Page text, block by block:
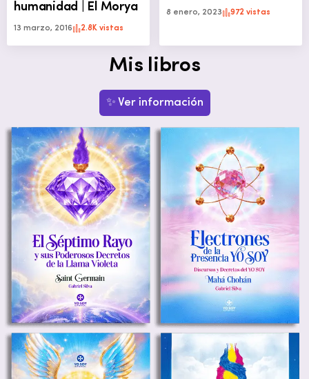
humanidad | El Morya
13 marzo, 2016 2.8K vistas
8 enero, 2023 972 vistas
Mis libros
✨ Ver información